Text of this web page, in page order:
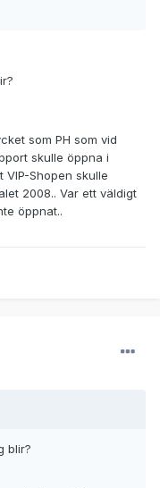
som PH som vid
skulle öppna i
Shopen skulle
2008.. Var ett väldigt
öppnat..
blir?